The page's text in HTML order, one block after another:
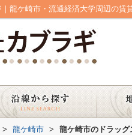
龍ケ崎市・流通経済大学周辺の賃
> 龍ケ崎市 > 龍ケ崎市のドラッグ